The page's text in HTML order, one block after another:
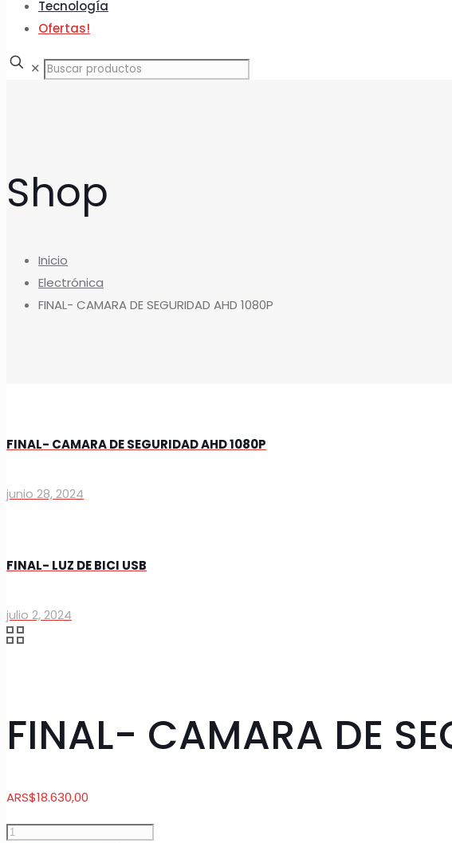
Tecnología
Ofertas!
✕
Shop
Inicio
Electrónica
FINAL- CAMARA DE SEGURIDAD AHD 1080P
FINAL- CAMARA DE SEGURIDAD AHD 1080P
junio 28, 2024
FINAL- LUZ DE BICI USB
julio 2, 2024
FINAL- CAMARA DE
ARS$18.630,00
FINAL-